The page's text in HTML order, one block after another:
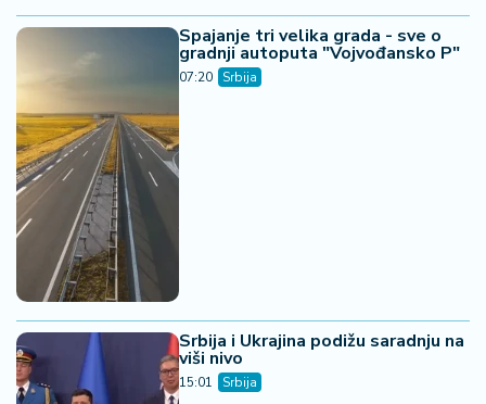
Spajanje tri velika grada - sve o
gradnji autoputa "Vojvođansko P"
07:20 Srbija
Srbija i Ukrajina podižu saradnju na
viši nivo
15:01 Srbija